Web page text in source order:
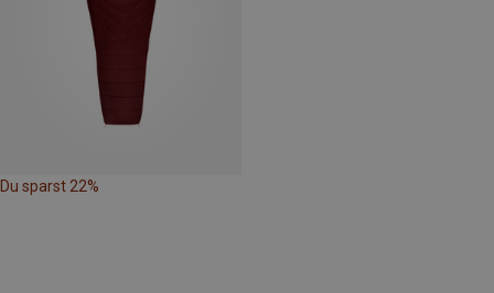
Du sparst 22%